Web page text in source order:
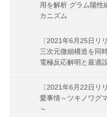
用を解析 グラム陽性
カニズム
〔2021年6月25日リ
三次元微細構造を同
電極反応解明と最適
〔2021年6月22日リ
愛事情～ツキノワグ
～